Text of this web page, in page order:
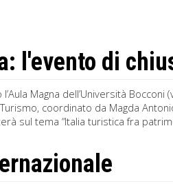
l'evento di
Magna dell’Università
coordinato da Magda
sul tema “Italia turistica fra